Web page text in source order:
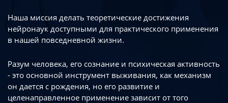
Наша миссия делать теоретические достижения
нейронаук доступными для практического применения
в нашей повседневной жизни.
Разум человека, его сознание и психическая активность
- это основной инструмент выживания, как механизм
он дается с рождения, но его развитие и
целенаправленное применение зависит от того